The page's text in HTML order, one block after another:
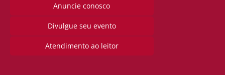
Anuncie conosco
Divulgue seu evento
Atendimento ao leitor